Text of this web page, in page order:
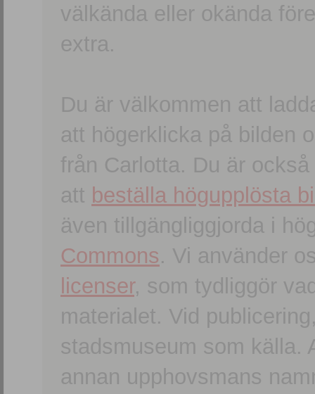
välkända eller okända
extra.
Du är välkommen att
att högerklicka på bilden
från Carlotta. Du är
att beställa högupplösta
även tillgängliggjorda i
Commons. Vi använder
licenser, som tydliggör
materialet. Vid
stadsmuseum som källa.
annan upphovsmans